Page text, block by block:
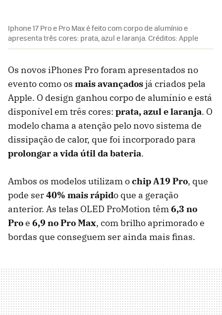
Iphone 17 Pro e Pro Max é feito com corpo de alumínio e
apresenta três cores: prata, azul e laranja. Créditos: Apple
Os novos iPhones Pro foram apresentados no
evento como os mais avançadosjá criados pela
Apple. O design ganhou corpo de alumínio e está
disponível em três cores: prata, azul e laranja. O
modelo chama a atenção pelo novo sistema de
dissipação de calor, que foi incorporado para
prolongar a vida útil da bateria.
Ambos os modelos utilizam ochip A19 Pro, que
pode ser40% mais rápido que a geração
anterior. As telas OLED ProMotion têm6,3 no
Proe 6,9 no Pro Max, com brilho aprimorado e
bordas que conseguem ser ainda mais finas.